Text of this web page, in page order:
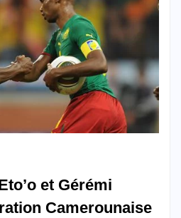
et Gérémi
Camerounaise